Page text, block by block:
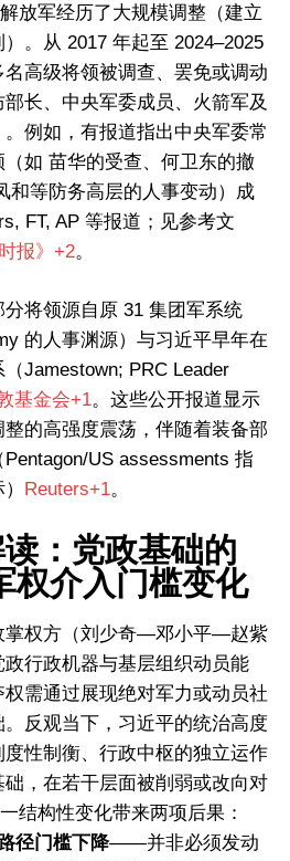
研究報告
究所》簡訊
传统科学，并搭建东西方科学沟
华文明深厚的科学智慧，结合现代
类社会的深层规律。通过系统研
与现代的创新融合，如中西医结
为理解当今世界提供基于传统智慧
展望构建以人为本、尊重自然的
理，开创未来。
放军经历了大规模调整（建立
。从 2017 年起至 2024–2025
高级将领被调查、罢免或调动
部长、中央军委成员、火箭军及
例如，有报道指出中央军委常
如 苗华的受查、何卫东的撤
和等防务高层的人事变动）成
FT, AP 等报道；见参考文
报》+2。
将领源自原 31 集团军系统
的人事渊源）与习近平早年在
Jamestown; PRC Leader
基金会+1。这些公开报道显示
的高强度震荡，伴随着装备部
US assessments 指
Reuters+1。
：党政基础的
权介入门槛变化
掌权方（刘少奇—邓小平—赵紫
行政机器与基层组织动员能
需通过展现绝对军力或动员社
反观当下，习近平的统治高度
性制衡、行政中枢的独立运作
，在若干层面被削弱或改向对
结构性变化带来两项后果：
径门槛下降——并非必须发动